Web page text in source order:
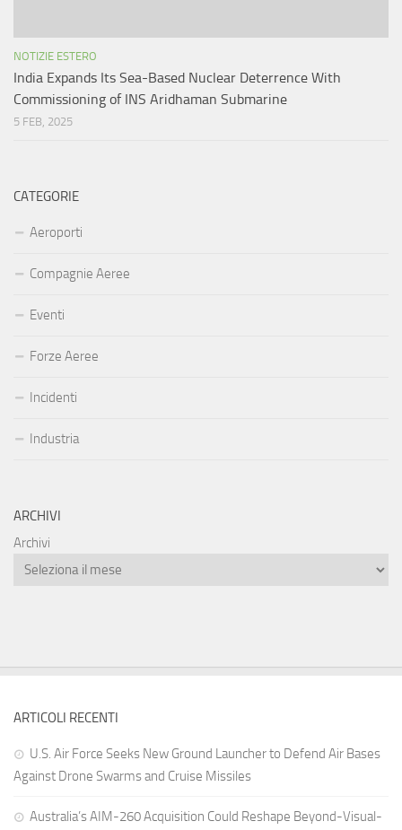
NOTIZIE ESTERO
India Expands Its Sea-Based Nuclear Deterrence With
Commissioning of INS Aridhaman Submarine
5 FEB, 2025
CATEGORIE
Aeroporti
Compagnie Aeree
Eventi
Forze Aeree
Incidenti
Industria
ARCHIVI
Archivi
ARTICOLI RECENTI
U.S. Air Force Seeks New Ground Launcher to Defend Air Bases
Against Drone Swarms and Cruise Missiles
Australia’s AIM-260 Acquisition Could Reshape Beyond-Visual-